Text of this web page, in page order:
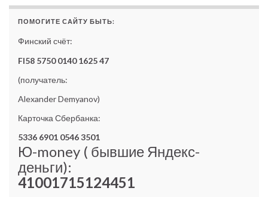
ПОМОГИТЕ САЙТУ БЫТЬ:
Финский счёт:
FI58 5750 0140 1625 47
(получатель:
Alexander Demyanov)
Карточка Сбербанка:
5336 6901 0546 3501
Ю-money ( бывшие Яндекс-
деньги):
41001715124451